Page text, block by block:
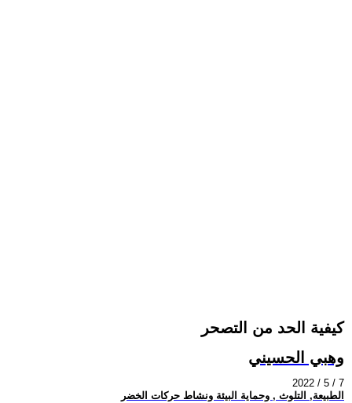
كيفية الحد من التصحر
وهبي الحسيني
2022 / 5 / 7
الطبيعة, التلوث , وحماية البيئة ونشاط حركات الخضر